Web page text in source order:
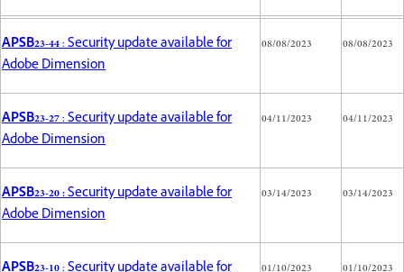
APSB23-44: Security update available for
Adobe Dimension
08/08/2023 08/08/2023
APSB23-27: Security update available for
Adobe Dimension
04/11/2023 04/11/2023
APSB23-20 :Security update available for
Adobe Dimension
03/14/2023 03/14/2023